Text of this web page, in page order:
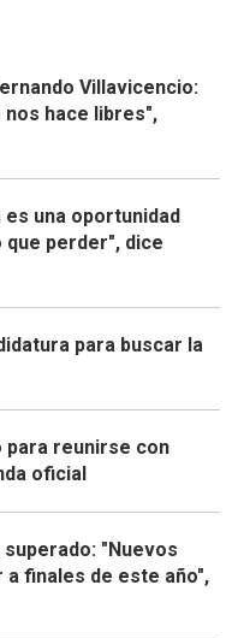
Villavicencio:
nos hace libres",
una oportunidad
que perder", dice
para buscar la
para reunirse con
oficial
"Nuevos
finales de este año",